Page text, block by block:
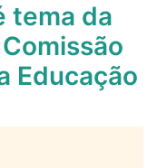
tema da
Educação